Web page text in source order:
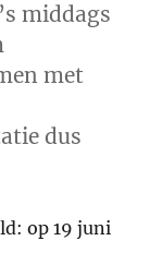
middags
met
dus
op 19 juni